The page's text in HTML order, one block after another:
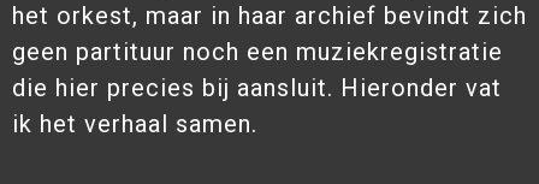
het orkest, maar in haar archief bevindt zich
geen partituur noch een muziekregistratie
die hier precies bij aansluit. Hieronder vat
ik het verhaal samen.